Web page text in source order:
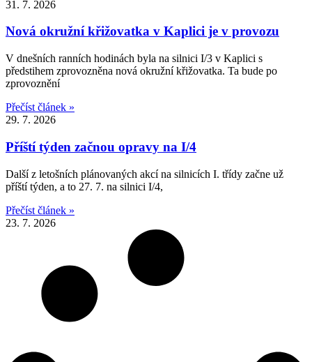
31. 7. 2026
Nová okružní křižovatka v Kaplici je v provozu
V dnešních ranních hodinách byla na silnici I/3 v Kaplici s
předstihem zprovozněna nová okružní křižovatka. Ta bude po
zprovoznění
Přečíst článek »
29. 7. 2026
Příští týden začnou opravy na I/4
Další z letošních plánovaných akcí na silnicích I. třídy začne už
příští týden, a to 27. 7. na silnici I/4,
Přečíst článek »
23. 7. 2026